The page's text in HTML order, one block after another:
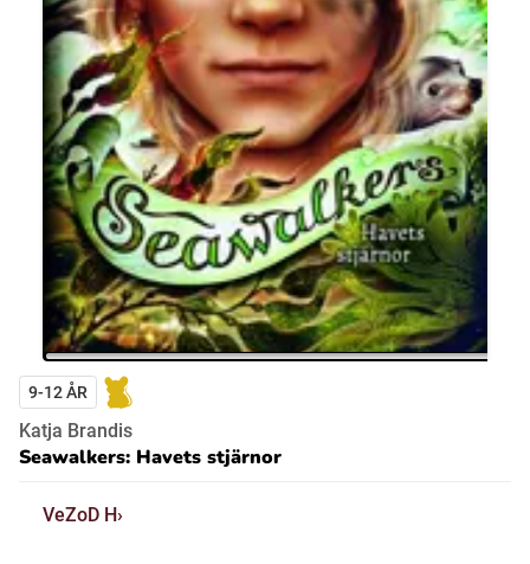
9-12 ÅR
Katja Brandis
Seawalkers: Havets stjärnor
VeZoD H